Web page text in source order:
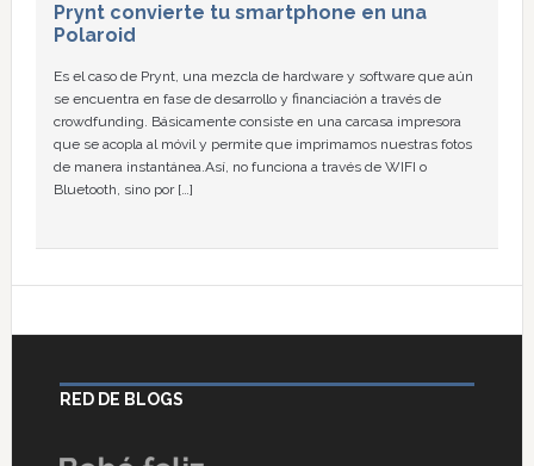
Prynt convierte tu smartphone en una
Polaroid
Es el caso de Prynt, una mezcla de hardware y software que aún
se encuentra en fase de desarrollo y financiación a través de
crowdfunding. Básicamente consiste en una carcasa impresora
que se acopla al móvil y permite que imprimamos nuestras fotos
de manera instantánea.Así, no funciona a través de WIFI o
Bluetooth, sino por […]
RED DE BLOGS